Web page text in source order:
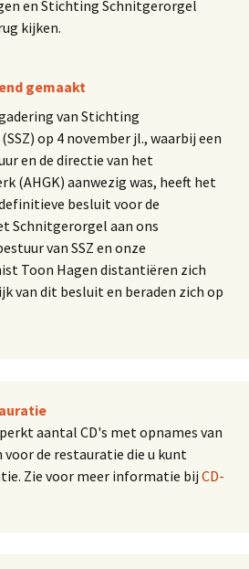
en Stichting Schnitgerorgel
kijken.
gemaakt
van Stichting
op 4 november jl., waarbij een
en de directie van het
(AHGK) aanwezig was, heeft het
besluit voor de
Schnitgerorgel aan ons
van SSZ en onze
Toon Hagen distantiëren zich
van dit besluit en beraden zich op
aantal CD's met opnames van
de restauratie die u kunt
Zie voor meer informatie bij CD-